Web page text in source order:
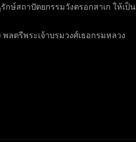
ษ์สถาปัตยกรรมวังตรอกสาเก ให้เป็น
ลตรีพระเจ้าบรมวงศ์เธอกรมหลวง